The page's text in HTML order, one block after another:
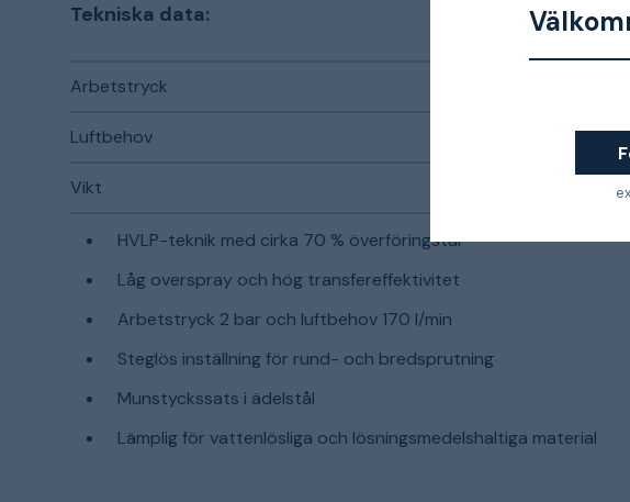
Tekniska data:
Arbetstryck
Luftbehov
Vikt
HVLP-teknik med cirka 70 % överföringstal
Låg overspray och hög transfereffektivitet
Arbetstryck 2 bar och luftbehov 170 l/min
Steglös inställning för rund- och bredsprutning
Munstyckssats i ädelstål
Lämplig för vattenlösliga och lösningsmedelshaltiga material